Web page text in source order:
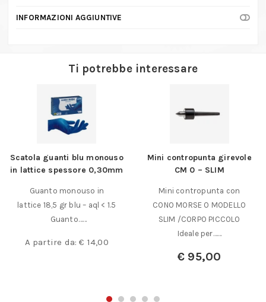
INFORMAZIONI AGGIUNTIVE
Ti potrebbe interessare
Scatola guanti blu monouso
in lattice spessore 0,30mm
Guanto monouso in
lattice 18,5 gr blu – aql < 1.5
Guanto……
A partire da:€ 14,00
Mini contropunta girevole
CM 0 – SLIM
Mini contropunta con
CONO MORSE 0 MODELLO
SLIM /CORPO PICCOLO
Ideale per……
€ 95,00